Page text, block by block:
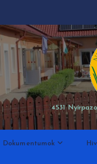
4531
Dokumentumok